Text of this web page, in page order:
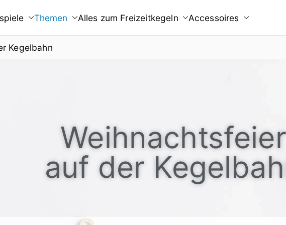
Themen Alles zum Freizeitkegeln Accessoires
Kegelbahn
Weihnachts­feier
auf der